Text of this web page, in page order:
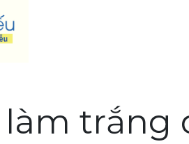
làm trắng